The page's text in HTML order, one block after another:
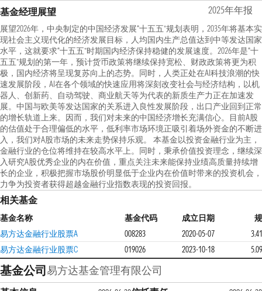
基金经理展望 2025年年报
展望2026年，中央制定的中国经济发展“十五五”规划表明，2035年将基本实
现社会主义现代化的经济发展目标，人均国内生产总值达到中等发达国家
水平，这就要求“十五五”时期国内经济保持稳健的发展速度。2026年是“十
五五”规划的第一年，预计货币政策将继续保持宽松、财政政策将更为积
极，国内经济将呈现复苏向上的态势。同时，人类正处在AI科技浪潮的快
速发展阶段，AI在各个领域的快速应用将深刻改变社会与经济结构，以机
器人、创新药、自动驾驶、商业航天等为代表的新质生产力正在加速发
展。中国与欧美等发达国家的关系进入良性发展阶段，出口产业回到正常
的增长轨道上来。因而，我们对未来的中国经济增长充满信心。目前A股
的估值处于合理偏低的水平，低利率市场环境正吸引着场外资金的不断进
入，我们对A股市场的未来走势保持乐观。 本基金以投资金融行业为主，
金融行业的仓位将维持在较高水平上。同时，秉承价值投资理念，继续深
入研究A股优秀企业的内在价值，重点关注未来能保持业绩高质量持续增
长的企业，积极把握市场股价明显低于企业内在价值时带来的投资机会，
力争为投资者获得超越金融行业指数表现的投资回报。
相关基金
基金名称 基金代码 成立日期
易方达金融行业股票A
008283 2020-05-07
易方达金融行业股票C
019026 2023-10-18
基金公司易方达基金管理有限公司